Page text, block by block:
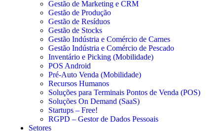
Gestão de Marketing e CRM
Gestão de Produção
Gestão de Resíduos
Gestão de Stocks
Gestão Indústria e Comércio de Carnes
Gestão Indústria e Comércio de Pescado
Inventário e Picking (Mobilidade)
POS Android
Pré-Auto Venda (Mobilidade)
Recursos Humanos
Soluções para Terminais Pontos de Venda (POS)
Soluções On Demand (SaaS)
Startups – Free!
RGPD – Gestor de Dados Pessoais
Setores